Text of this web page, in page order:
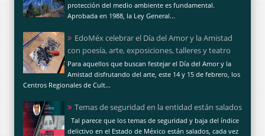
protección del medio ambiente es fundamental.
Aprobada en 1988, la Ley General...
EdoMéx celebrar el Día del Amor y la Amistad
con poesía, arte, exposiciones, talleres y teatro
Para aquellos que buscan festejar el Día del Amor y la
Amistad disfrutando del arte, este 14 y 15 de febrero, los
Centros Regionales de Cult...
Temas de seguridad en la entidad están salados
Tal parece que los temas de seguridad y baja del índice
delictivo en el Estado de México están salados, cada vez